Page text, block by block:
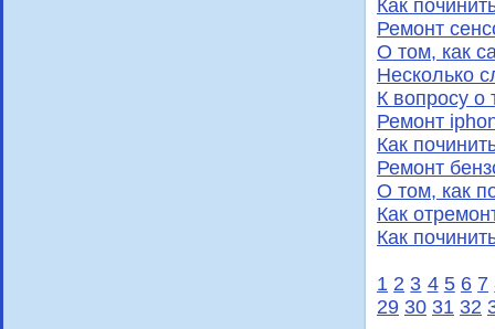
Как
Ремонт
О том, как
Несколько
К вопросу о
Ремонт
Как
Ремонт
О том, как
Как
Как
1 2 3 4 5 6 7
29 30 31 32